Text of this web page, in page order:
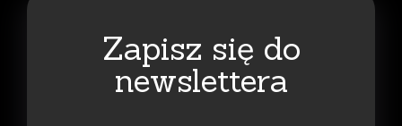
Zapisz się do
newslettera